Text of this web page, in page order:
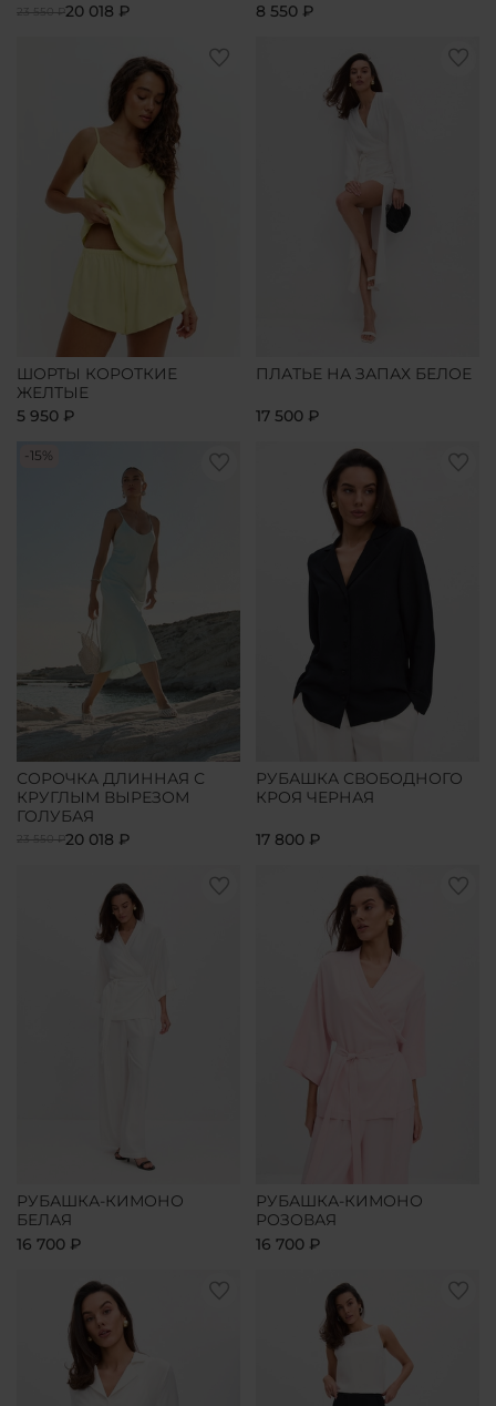
23 550 ₽20 018 ₽ 8 550 ₽
ШОРТЫ КОРОТКИЕ
ЖЕЛТЫЕ
5 950 ₽
ПЛАТЬЕ НА ЗАПАХ БЕЛОЕ
17 500 ₽
-15%
СОРОЧКА ДЛИННАЯ С
КРУГЛЫМ ВЫРЕЗОМ
ГОЛУБАЯ
23 550 ₽20 018 ₽
РУБАШКА СВОБОДНОГО
КРОЯ ЧЕРНАЯ
17 800 ₽
РУБАШКА-КИМОНО
БЕЛАЯ
16 700 ₽
РУБАШКА-КИМОНО
РОЗОВАЯ
16 700 ₽